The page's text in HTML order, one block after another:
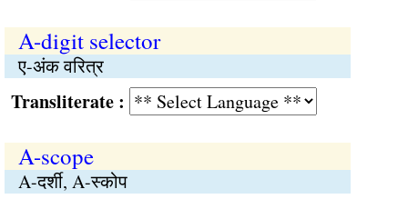
A-digit selector
ए-अंक वरित्र
:
A-scope
A-दर्शी, A-स्कोप